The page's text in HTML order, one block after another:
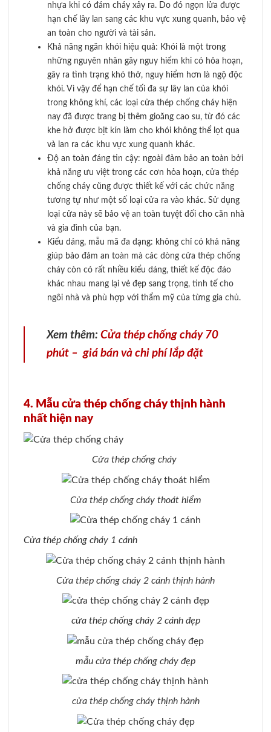
nhựa khi có đám cháy xảy ra. Do đó ngọn lửa được
hạn chế lây lan sang các khu vực xung quanh, bảo vệ
an toàn cho người và tài sản.
Khả năng ngăn khói hiệu quả: Khói là một trong
những nguyên nhân gây nguy hiểm khi có hỏa hoạn,
gây ra tình trạng khó thở, nguy hiểm hơn là ngộ độc
khói. Vì vậy để hạn chế tối đa sự lây lan của khói
trong không khí, các loại cửa thép chống cháy hiện
nay đã được trang bị thêm gioăng cao su, từ đó các
khe hở được bịt kín làm cho khói không thể lọt qua
và lan ra các khu vực xung quanh khác.
Độ an toàn đáng tin cậy: ngoài đảm bảo an toàn bởi
khả năng ưu việt trong các cơn hỏa hoạn, cửa thép
chống cháy cũng được thiết kế với các chức năng
tương tự như một số loại cửa ra vào khác. Sử dụng
loại cửa này sẽ bảo vệ an toàn tuyệt đối cho căn nhà
và gia đình của bạn.
Kiểu dáng, mẫu mã đa dạng: không chỉ có khả năng
giúp bảo đảm an toàn mà các dòng cửa thép chống
cháy còn có rất nhiều kiểu dáng, thiết kế độc đáo
khác nhau mang lại vẻ đẹp sang trọng, tinh tế cho
ngôi nhà và phù hợp với thẩm mỹ của từng gia chủ.
Xem thêm: Cửa thép chống cháy 70
phút – giá bán và chi phí lắp đặt
4. Mẫu cửa thép chống cháy thịnh hành
nhất hiện nay
Cửa thép chống cháy
Cửa thép chống cháy thoát hiểm
Cửa thép chống cháy 1 cánh
Cửa thép chống cháy 2 cánh thịnh hành
cửa thép chống cháy 2 cánh đẹp
mẫu cửa thép chống cháy đẹp
cửa thép chống cháy thịnh hành